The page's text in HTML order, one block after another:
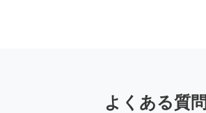
よくある質問